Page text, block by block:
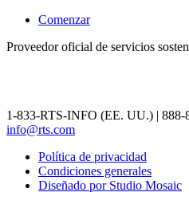
Comenzar
Proveedor oficial de servicios
1-833-RTS-INFO (EE. UU.) | 888-
info@rts.com
Política de privacidad
Condiciones generales
Diseñado por Studio Mosaic